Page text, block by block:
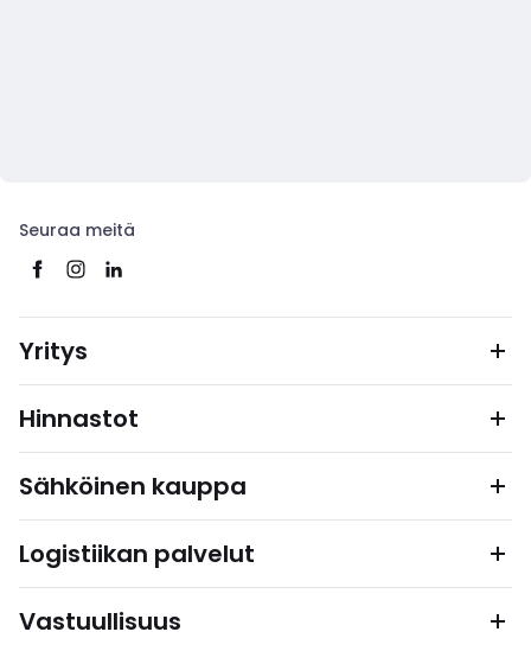
Seuraa meitä
Yritys
Hinnastot
Sähköinen kauppa
Logistiikan palvelut
Vastuullisuus